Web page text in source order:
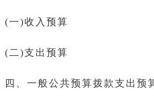
(一)收入预算
(二)支出预算
四、一般公共预算拨款支出预